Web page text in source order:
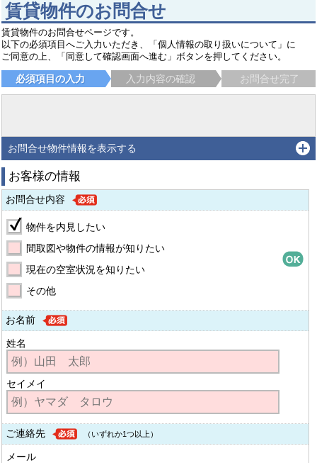
賃貸物件のお問合せ
賃貸物件のお問合せページです。
以下の必須項目へご入力いただき、「個人情報の取り扱いについて」に
ご同意の上、「同意して確認画面へ進む」ボタンを押してください。
必須項目の入力 入力内容の確認 お問合せ完了
お問合せ物件情報を表示する
お客様の情報
お問合せ内容
物件を内見したい
間取図や物件の情報が知りたい
現在の空室状況を知りたい
その他
お名前
姓名
セイメイ
ご連絡先 （いずれか1つ以上）
メール